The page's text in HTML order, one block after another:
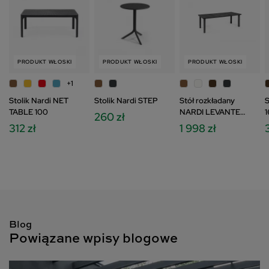
PRODUKT WŁOSKI
+1
Stolik Nardi NET
TABLE 100
312 zł
PRODUKT WŁOSKI
Stolik Nardi STEP
260 zł
PRODUKT WŁOSKI
Stół rozkładany
NARDI LEVANTE
160/220
1 998 zł
Blog
Powiązane wpisy blogowe